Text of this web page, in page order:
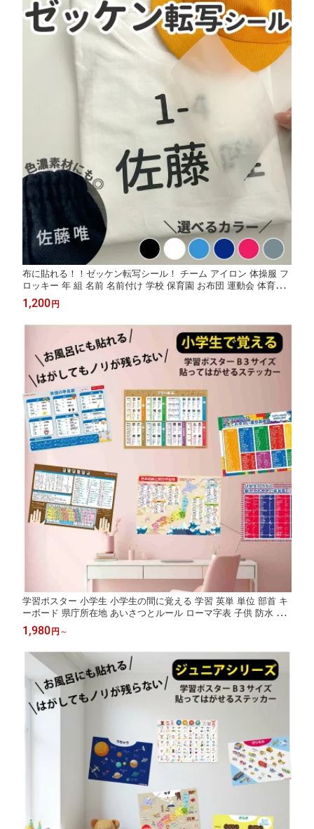
布に貼れる！！ゼッケン転写シール！ チーム アイロン 体操服 フ
ロッキー 年 組 名前 名前付け 学校 保育園 お布団 運動会 体育祭
おなまえシール ネームシール 防水 耐水
1,200 円
学習ポスター 小学生 小学生の間に覚える 学習 英単 単位 部首 キ
ーボード 県庁所在地 あいさつとルール ローマ字表 子供 防水 受
験 勉強 おふろ 便利グッズ 教材 はがせる おふろ 賃貸 1日10分
1,980 円 ～